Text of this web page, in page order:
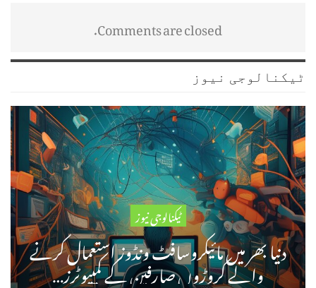
Comments are closed.
ٹیکنالوجی نیوز
ٹیکنالوجی نیوز
دنیا بھر میں مائیکروسافٹ ونڈوز استعمال کرنے
والے کروڑوں صارفین کے کمپیوٹرز…